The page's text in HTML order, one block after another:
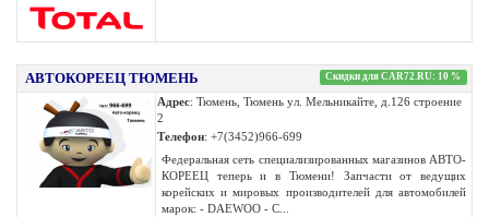
АВТОКОРЕЕЦ ТЮМЕНЬ Скидки для CAR72.RU: 10 %
Адрес: Тюмень, Тюмень ул. Мельникайте, д.126 строение
2
Телефон: +7(3452)966-699
Федеральная сеть специализированных магазинов АВТО-
КОРЕЕЦ теперь и в Тюмени! Запчасти от ведущих
корейских и мировых производителей для автомобилей
марок: - DAEWOO - C...